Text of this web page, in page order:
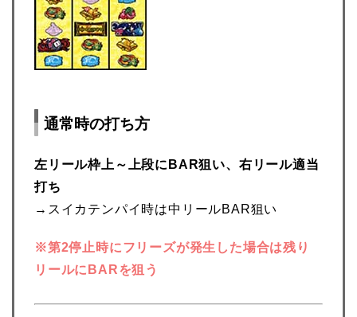
通常時の打ち方
左リール枠上～上段にBAR狙い、右リール適当
打ち
→スイカテンパイ時は中リールBAR狙い
※第2停止時にフリーズが発生した場合は残り
リールにBARを狙う